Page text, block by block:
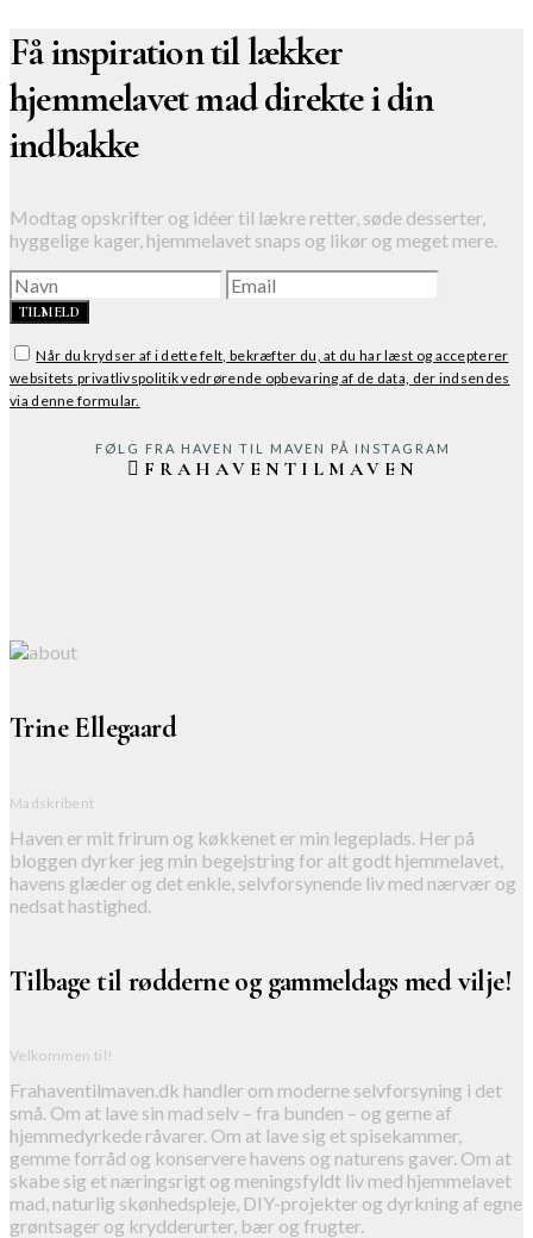
Få inspiration til lækker
hjemmelavet mad direkte i din
indbakke
Modtag opskrifter og idéer til lækre retter, søde desserter,
hyggelige kager, hjemmelavet snaps og likør og meget mere.
TILMELD
Når du krydser af i dette felt, bekræfter du, at du har læst og accepterer
websitets privatlivspolitik vedrørende opbevaring af de data, der indsendes
via denne formular.
FRAHAVENTILMAVEN
FØLG FRA HAVEN TIL MAVEN PÅ INSTAGRAM
Trine Ellegaard
Madskribent
Haven er mit frirum og køkkenet er min legeplads. Her på
bloggen dyrker jeg min begejstring for alt godt hjemmelavet,
havens glæder og det enkle, selvforsynende liv med nærvær og
nedsat hastighed.
Tilbage til rødderne og gammeldags med vilje!
Velkommen til!
Frahaventilmaven.dk handler om moderne selvforsyning i det
små. Om at lave sin mad selv – fra bunden – og gerne af
hjemmedyrkede råvarer. Om at lave sig et spisekammer,
gemme forråd og konservere havens og naturens gaver. Om at
skabe sig et næringsrigt og meningsfyldt liv med hjemmelavet
mad, naturlig skønhedspleje, DIY-projekter og dyrkning af egne
grøntsager og krydderurter, bær og frugter.